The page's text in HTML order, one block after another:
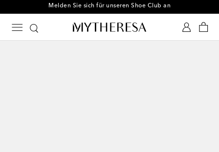
Melden Sie sich für unseren Shoe Club an